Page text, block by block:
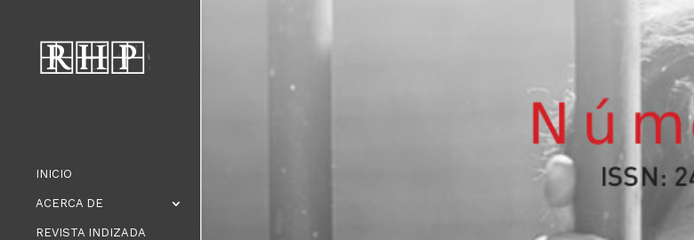
INICIO
ACERCA DE
REVISTA INDIZADA